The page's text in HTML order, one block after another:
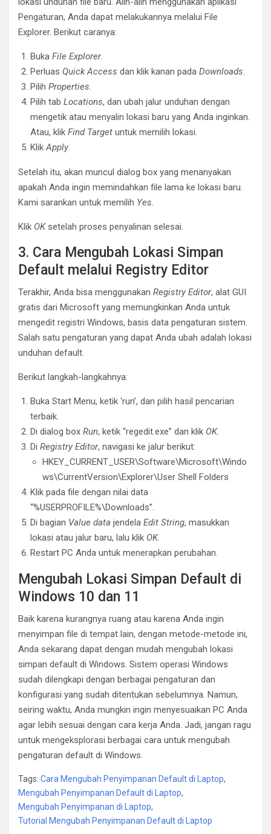
Pengaturan, Anda dapat melakukannya melalui File
Explorer. Berikut caranya:
Buka File Explorer.
Perluas Quick Access dan klik kanan pada Downloads.
Pilih Properties.
Pilih tab Locations, dan ubah jalur unduhan dengan
mengetik atau menyalin lokasi baru yang Anda inginkan.
Atau, klik Find Target untuk memilih lokasi.
KlikApply.
Setelah itu, akan muncul dialog box yang menanyakan
apakah Anda ingin memindahkan file lama ke lokasi baru.
Kami sarankan untuk memilih Yes.
Klik OKsetelah proses penyalinan selesai.
3. Cara Mengubah Lokasi Simpan
Default melalui Registry Editor
Terakhir, Anda bisa menggunakan Registry Editor, alat GUI
gratis dari Microsoft yang memungkinkan Anda untuk
mengedit registri Windows, basis data pengaturan sistem.
Salah satu pengaturan yang dapat Anda ubah adalah lokasi
unduhan default.
Berikut langkah-langkahnya:
Buka Start Menu, ketik ‘run’, dan pilih hasil pencarian
terbaik.
Di dialog box Run, ketik “regedit.exe” dan klik OK.
Di Registry Editor, navigasi ke jalur berikut:
HKEY_CURRENT_USER\Software\Microsoft\Windo
ws\CurrentVersion\Explorer\User Shell Folders
Klik pada file dengan nilai data
“%USERPROFILE%\Downloads”.
Di bagian Value data jendela Edit String, masukkan
lokasi atau jalur baru, lalu klik OK.
Restart PC Anda untuk menerapkan perubahan.
Mengubah Lokasi Simpan Default di
Windows 10 dan 11
Baik karena kurangnya ruang atau karena Anda ingin
menyimpan file di tempat lain, dengan metode-metode ini,
Anda sekarang dapat dengan mudah mengubah lokasi
simpan default di Windows. Sistem operasi Windows
sudah dilengkapi dengan berbagai pengaturan dan
konfigurasi yang sudah ditentukan sebelumnya. Namun,
seiring waktu, Anda mungkin ingin menyesuaikan PC Anda
agar lebih sesuai dengan cara kerja Anda. Jadi, jangan ragu
untuk mengeksplorasi berbagai cara untuk mengubah
pengaturan default di Windows.
Tags: Cara Mengubah Penyimpanan Default di Laptop,
Mengubah Penyimpanan Default di Laptop,
Mengubah Penyimpanan di Laptop,
Tutorial Mengubah Penyimpanan Default di Laptop